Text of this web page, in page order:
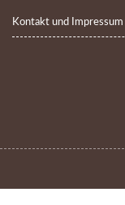
Kontakt und Impressum